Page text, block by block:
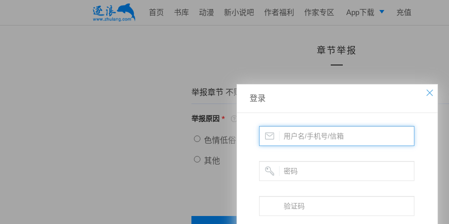
首页 书库 动漫 新小说吧 作者福利 作家专区 App下载
写作助手
充值
章节举报
举报章节 不败战神：都市无敌战神——第五百一十章 去凌家
举报原因 *
色情低俗 政治敏感 暴力低俗
其他
登录